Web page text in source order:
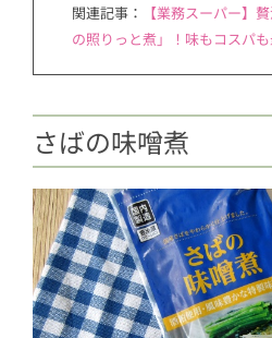
関連記事：
【業務スーパー】
の照りっと煮」！味もコスパ
さばの味噌煮